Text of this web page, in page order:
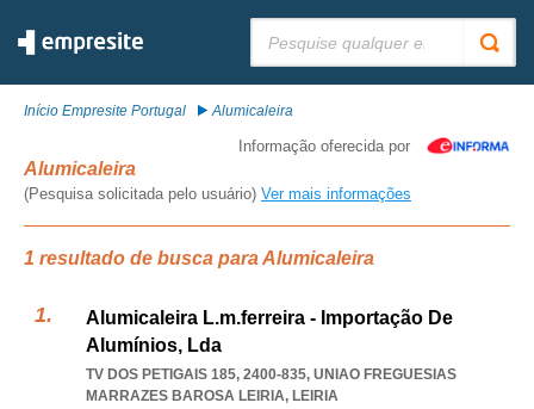
Início Empresite Portugal Alumicaleira
Informação oferecida por
Alumicaleira
(Pesquisa solicitada pelo usuário) Ver mais informações
1 resultado de busca para Alumicaleira
Alumicaleira L.m.ferreira - Importação De
Alumínios, Lda
TV DOS PETIGAIS 185, 2400-835, UNIAO FREGUESIAS
MARRAZES BAROSA LEIRIA, LEIRIA